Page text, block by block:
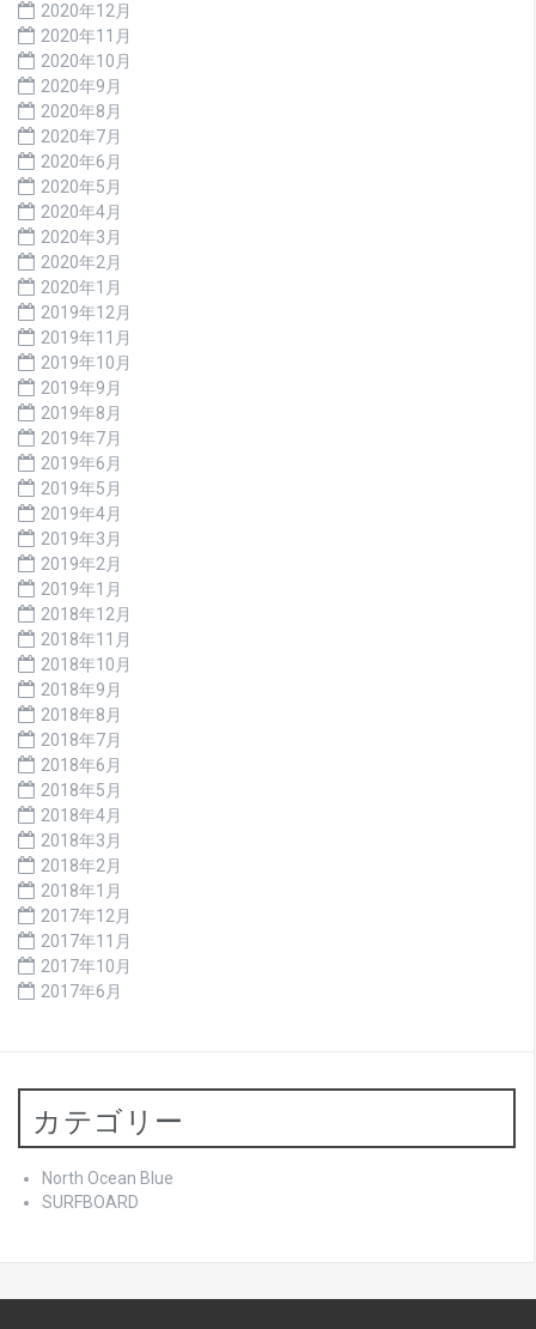
2020年12月
2020年11月
2020年10月
2020年9月
2020年8月
2020年7月
2020年6月
2020年5月
2020年4月
2020年3月
2020年2月
2020年1月
2019年12月
2019年11月
2019年10月
2019年9月
2019年8月
2019年7月
2019年6月
2019年5月
2019年4月
2019年3月
2019年2月
2019年1月
2018年12月
2018年11月
2018年10月
2018年9月
2018年8月
2018年7月
2018年6月
2018年5月
2018年4月
2018年3月
2018年2月
2018年1月
2017年12月
2017年11月
2017年10月
2017年6月
カテゴリー
North Ocean Blue
SURFBOARD